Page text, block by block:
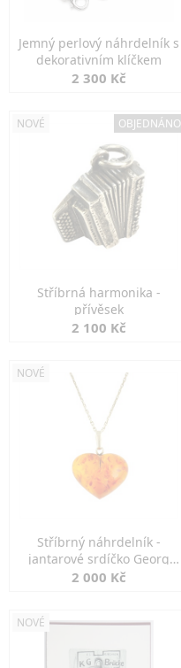
Jemný perlový náhrdelník s
dekorativním klíčkem
2 300 Kč
NOVÉ OBJEDNÁNO
Stříbrná harmonika -
přívěsek
2 100 Kč
NOVÉ
Stříbrný náhrdelník -
jantarové srdíčko Georg
Kramer
2 000 Kč
NOVÉ